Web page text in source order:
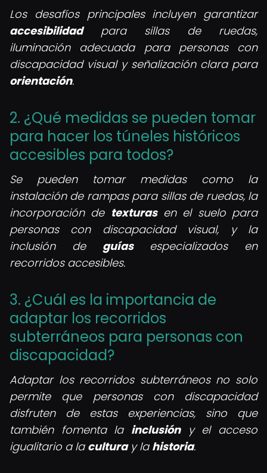
Los desafíos principales incluyen garantizar
accesibilidadpara sillas de ruedas,
iluminación adecuada para personas con
discapacidad visual y señalización clara para
orientación.
2. ¿Qué medidas se pueden tomar
para hacer los túneles históricos
accesibles para todos?
Se pueden tomar medidas como la
instalación de rampas para sillas de ruedas, la
incorporación de texturasen el suelo para
personas con discapacidad visual, y la
inclusión de guíasespecializados en
recorridos accesibles.
3. ¿Cuál es la importancia de
adaptar los recorridos
subterráneos para personas con
discapacidad?
Adaptar los recorridos subterráneos no solo
permite que personas con discapacidad
disfruten de estas experiencias, sino que
también fomenta la inclusióny el acceso
igualitario a la culturay la historia.